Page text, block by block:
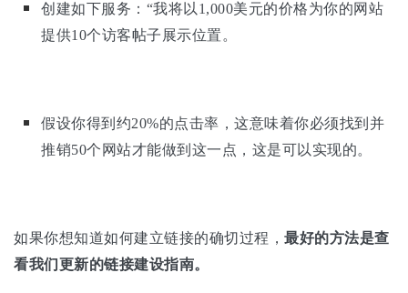
创建如下服务：“我将以1,000美元的价格为你的网站
提供10个访客帖子展示位置。
假设你得到约20%的点击率，这意味着你必须找到并
推销50个网站才能做到这一点，这是可以实现的。
如果你想知道如何建立链接的确切过程， 最好的方法是查
看我们更新的链接建设指南。